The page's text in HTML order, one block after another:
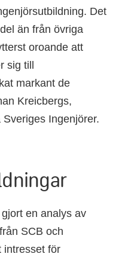
Det
än från övriga
oroande att
sig till
markant de
Kreicbergs,
Ingenjörer.
en analys av
SCB och
intresset för